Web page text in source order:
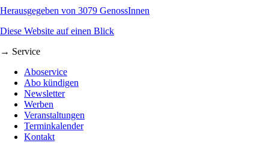
Herausgegeben von 3079 GenossInnen
Diese Website auf einen Blick
→ Service
Aboservice
Abo kündigen
Newsletter
Werben
Veranstaltungen
Terminkalender
Kontakt